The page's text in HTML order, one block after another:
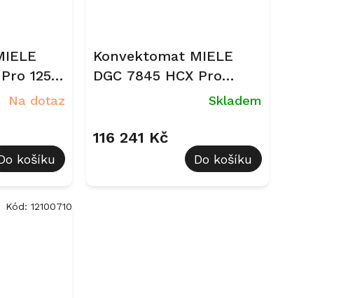
125
Na dotaz
košíku
Konvektomat MIELE
DGC 7845 HCX Pro
Skladem
116 241 Kč
Do košíku
Kód: 12100710